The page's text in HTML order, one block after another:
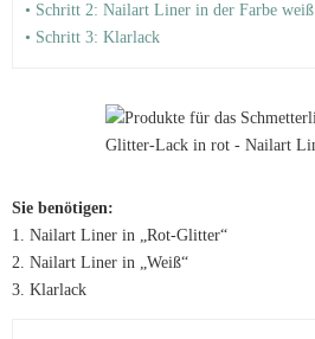
• Schritt 2: Nailart Liner in der Farbe weiß
• Schritt 3: Klarlack
Sie benötigen:
1. Nailart Liner in „Rot-Glitter“
2. Nailart Liner in „Weiß“
3. Klarlack